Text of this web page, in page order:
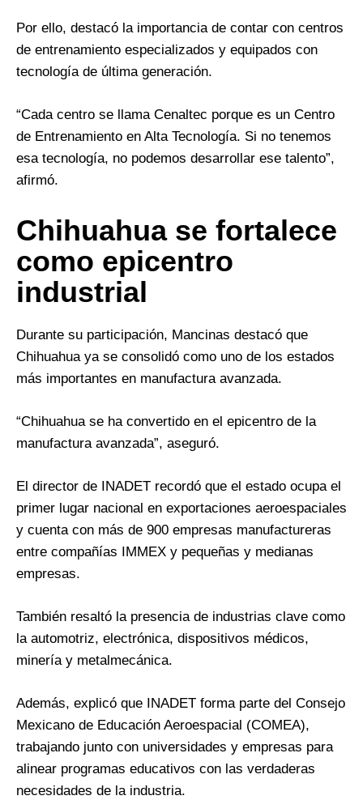
Por ello, destacó la importancia de contar con centros
de entrenamiento especializados y equipados con
tecnología de última generación.
“Cada centro se llama Cenaltec porque es un Centro
de Entrenamiento en Alta Tecnología. Si no tenemos
esa tecnología, no podemos desarrollar ese talento”,
afirmó.
Chihuahua se fortalece
como epicentro
industrial
Durante su participación, Mancinas destacó que
Chihuahua ya se consolidó como uno de los estados
más importantes en manufactura avanzada.
“Chihuahua se ha convertido en el epicentro de la
manufactura avanzada”, aseguró.
El director de INADET recordó que el estado ocupa el
primer lugar nacional en exportaciones aeroespaciales
y cuenta con más de 900 empresas manufactureras
entre compañías IMMEX y pequeñas y medianas
empresas.
También resaltó la presencia de industrias clave como
la automotriz, electrónica, dispositivos médicos,
minería y metalmecánica.
Además, explicó que INADET forma parte del Consejo
Mexicano de Educación Aeroespacial (COMEA),
trabajando junto con universidades y empresas para
alinear programas educativos con las verdaderas
necesidades de la industria.